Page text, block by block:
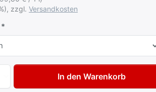
zzgl. Versandkosten
Autolack Lackstift für Ford EA Schwarz
In den Warenkorb